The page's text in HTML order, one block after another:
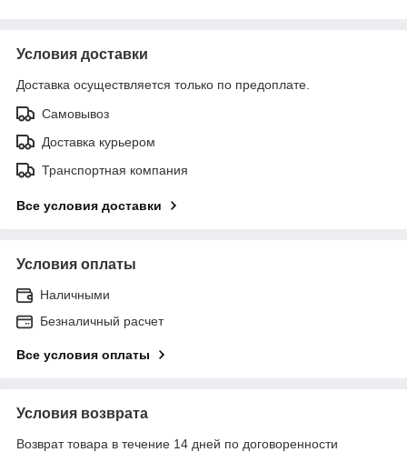
Условия доставки
Доставка осуществляется только по предоплате.
Самовывоз
Доставка курьером
Транспортная компания
Все условия доставки
Условия оплаты
Наличными
Безналичный расчет
Все условия оплаты
Условия возврата
Возврат товара в течение 14 дней по договоренности